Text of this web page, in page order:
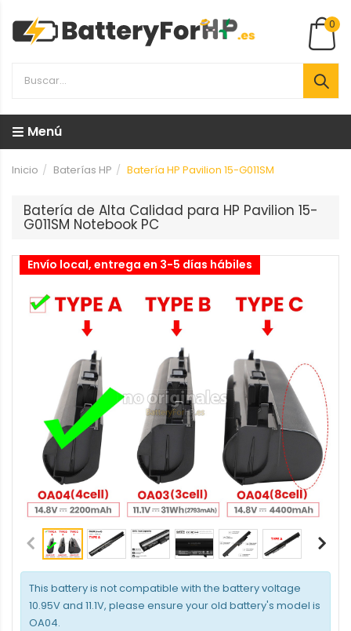
0
Menú
Inicio Baterías HP Batería HP Pavilion 15-G011SM
Batería de Alta Calidad para HP Pavilion 15-
G011SM Notebook PC
This battery is not compatible with the battery voltage
10.95V and 11.1V, please ensure your old battery's model is
OA04.
Envío local, entrega en 3-5 días hábiles